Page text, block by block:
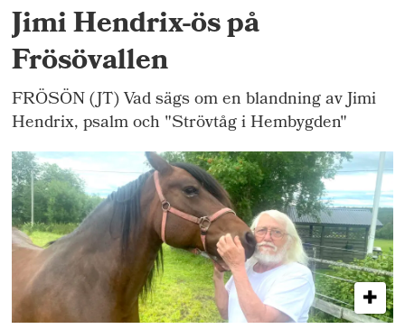
Jimi Hendrix-ös på
Frösövallen
FRÖSÖN (JT) Vad sägs om en blandning av Jimi
Hendrix, psalm och "Strövtåg i Hembygden"